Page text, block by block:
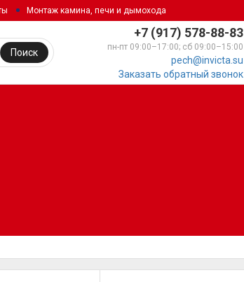
Монтаж камина, печи и дымохода
+7 (917) 578-88-83
пн-пт 09:00–17:00; сб 09:00–15:00
pech@invicta.su
Заказать обратный звонок
Поиск